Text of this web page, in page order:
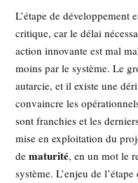
L’étape de développement
critique, car le délai
action innovante est mal
moins par le système. Le
autarcie, et il existe une
convaincre les
sont franchies et les
mise en exploitation du
dematurité, en un mot le
système. L’enjeu de